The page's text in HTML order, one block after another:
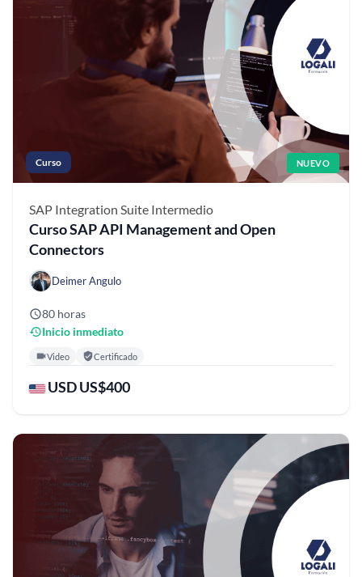
Curso NUEVO
SAP Integration Suite Intermedio
Curso SAP API Management and Open
Connectors
Deimer Angulo
80 horas
Inicio inmediato
Video Certificado
USD US$400